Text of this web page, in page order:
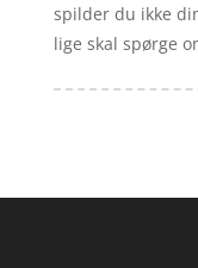
spilder du ikke
lige skal spørge